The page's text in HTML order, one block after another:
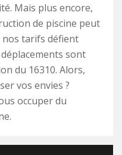
Mais plus encore,
de piscine peut
tarifs défient
sont
du 16310. Alors,
vos envies ?
occuper du